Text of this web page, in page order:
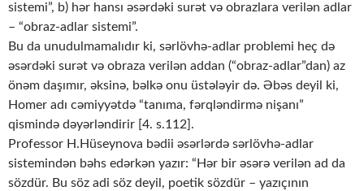
sistemi”, b) hər hansı əsərdəki surət və obrazlara verilən adlar
– “obraz-adlar sistemi”.
Bu da unudulmamalıdır ki, sərlövhə-adlar problemi heç də
əsərdəki surət və obraza verilən addan (“obraz-adlar”dan) az
önəm daşımır, əksinə, bəlkə onu üstələyir də. Əbəs deyil ki,
Homer adı cəmiyyətdə “tanıma, fərqləndirmə nişanı”
qismində dəyərləndirir [4. s.112].
Professor H.Hüseynova bədii əsərlərdə sərlövhə-adlar
sistemindən bəhs edərkən yazır: “Hər bir əsərə verilən ad da
sözdür. Bu söz adi söz deyil, poetik sözdür – yazıçının